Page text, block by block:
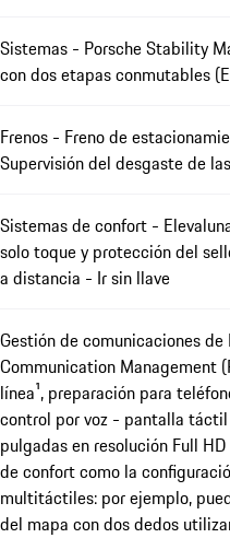
Sistemas - Porsche Stability
con dos etapas conmutables
Frenos - Freno de
Supervisión del desgaste de
Sistemas de confort -
solo toque y protección del
a distancia - Ir sin llave
Gestión de comunicaciones de
Communication Management
línea¹, preparación para
control por voz - pantalla
pulgadas en resolución Full
de confort como la
multitáctiles: por ejemplo,
del mapa con dos dedos